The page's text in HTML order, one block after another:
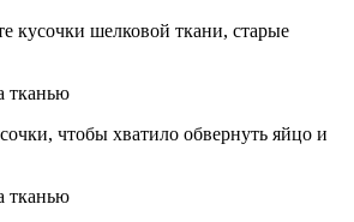
кусочки шелковой ткани, старые
чтобы хватило обвернуть яйцо и